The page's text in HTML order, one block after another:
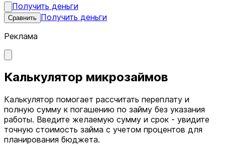
Получить деньги
Сравнить Получить деньги
Реклама
Калькулятор микрозаймов
Калькулятор помогает рассчитать переплату и
полную сумму к погашению по займу без указания
работы. Введите желаемую сумму и срок - увидите
точную стоимость займа с учетом процентов для
планирования бюджета.